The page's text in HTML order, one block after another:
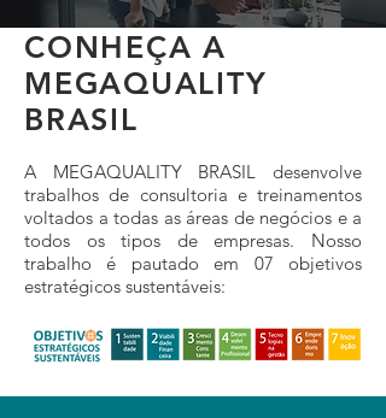
CONHEÇA A
MEGAQUALITY
BRASIL
A MEGAQUALITY BRASIL desenvolve
trabalhos de consultoria e treinamentos
voltados a todas as áreas de negócios e a
todos os tipos de empresas. Nosso
trabalho é pautado em 07 objetivos
estratégicos sustentáveis: